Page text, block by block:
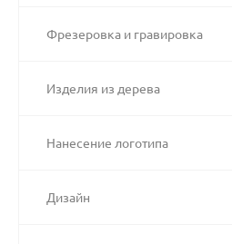
Фрезеровка и гравировка
Изделия из дерева
Нанесение логотипа
Дизайн